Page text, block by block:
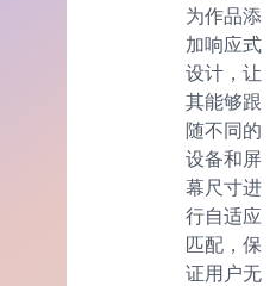
为作品添
加响应式
设计，让
其能够跟
随不同的
设备和屏
幕尺寸进
行自适应
匹配，保
证用户无